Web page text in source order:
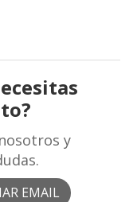
y
EMAIL